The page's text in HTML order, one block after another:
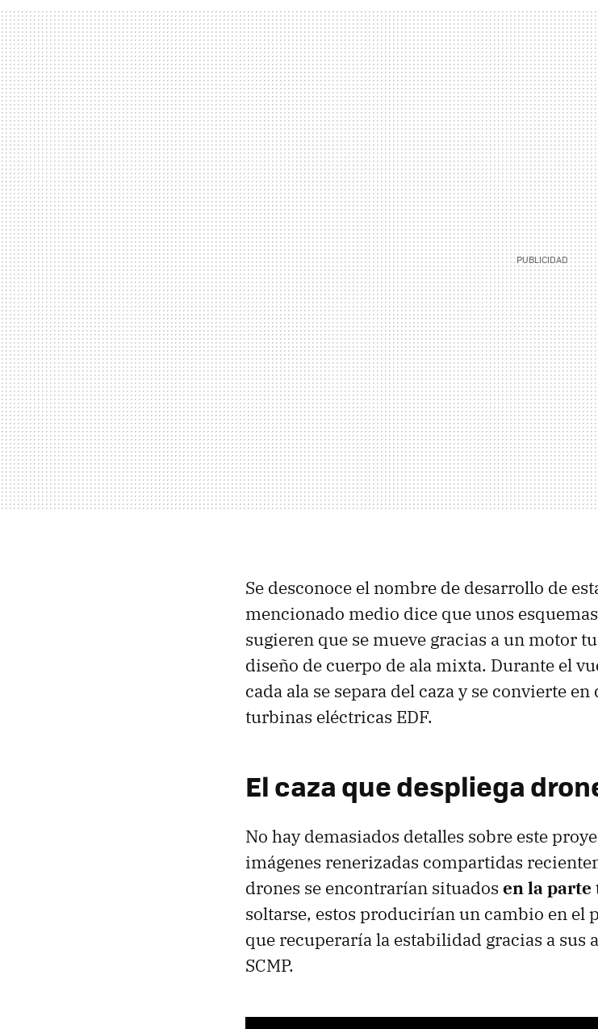
Se desconoce el nombre de desarrollo de
mencionado medio dice que unos
sugieren que se mueve gracias a un motor
diseño de cuerpo de ala mixta. Durante el
cada ala se separa del caza y se convierte
turbinas eléctricas EDF.
El caza que despliega
No hay demasiados detalles sobre este
imágenes renerizadas compartidas
drones se encontrarían situados en la parte
soltarse, estos producirían un cambio en el
que recuperaría la estabilidad gracias a
SCMP.